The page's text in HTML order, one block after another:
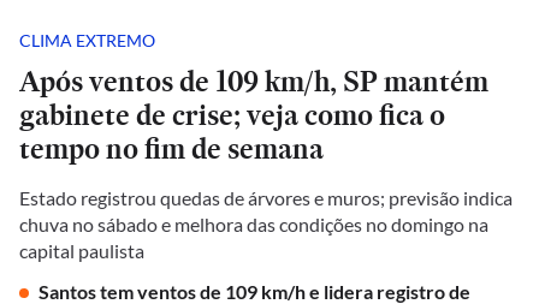
CLIMA EXTREMO
Após ventos de 109 km/h, SP mantém
gabinete de crise; veja como fica o
tempo no fim de semana
Estado registrou quedas de árvores e muros; previsão indica
chuva no sábado e melhora das condições no domingo na
capital paulista
Santos tem ventos de 109 km/h e lidera registro de